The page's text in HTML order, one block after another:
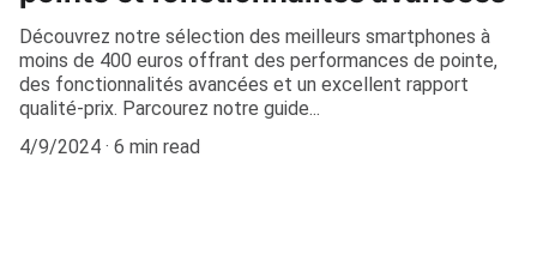
Découvrez notre sélection des meilleurs smartphones à
moins de 400 euros offrant des performances de pointe,
des fonctionnalités avancées et un excellent rapport
qualité-prix. Parcourez notre guide...
4/9/2024 6 min read